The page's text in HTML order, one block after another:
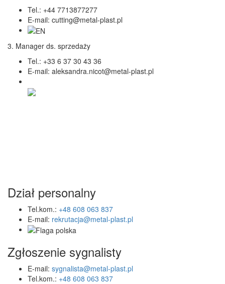
Tel.: +44 7713877277
E-mail: cutting@metal-plast.pl
3. Manager ds. sprzedaży
Tel.: +33 6 37 30 43 36
E-mail: aleksandra.nicot@metal-plast.pl
Dział personalny
Tel.kom.: +48 608 063 837
E-mail: rekrutacja@metal-plast.pl
Zgłoszenie sygnalisty
E-mail: sygnalista@metal-plast.pl
Tel.kom.: +48 608 063 837